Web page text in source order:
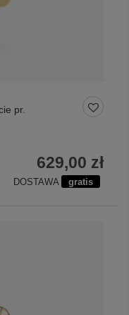
pr.
629,00 zł
DOSTAWA gratis